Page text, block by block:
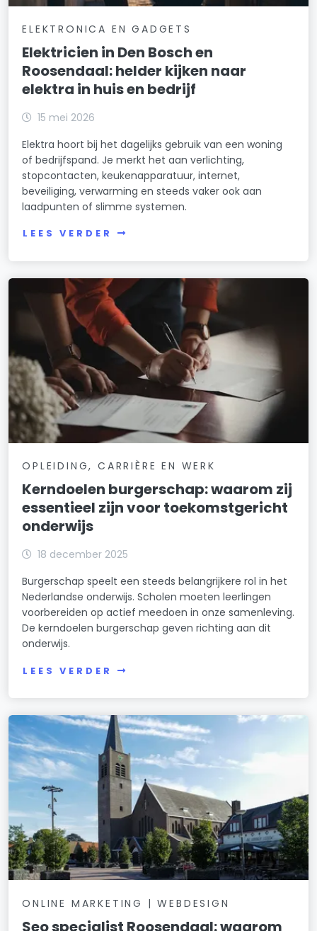
ELEKTRONICA EN GADGETS
Elektricien in Den Bosch en
Roosendaal: helder kijken naar
elektra in huis en bedrijf
15 mei 2026
Elektra hoort bij het dagelijks gebruik van een woning
of bedrijfspand. Je merkt het aan verlichting,
stopcontacten, keukenapparatuur, internet,
beveiliging, verwarming en steeds vaker ook aan
laadpunten of slimme systemen.
LEES VERDER
OPLEIDING, CARRIÈRE EN WERK
Kerndoelen burgerschap: waarom zij
essentieel zijn voor toekomstgericht
onderwijs
18 december 2025
Burgerschap speelt een steeds belangrijkere rol in het
Nederlandse onderwijs. Scholen moeten leerlingen
voorbereiden op actief meedoen in onze samenleving.
De kerndoelen burgerschap geven richting aan dit
onderwijs.
LEES VERDER
ONLINE MARKETING | WEBDESIGN
Seo specialist Roosendaal: waarom